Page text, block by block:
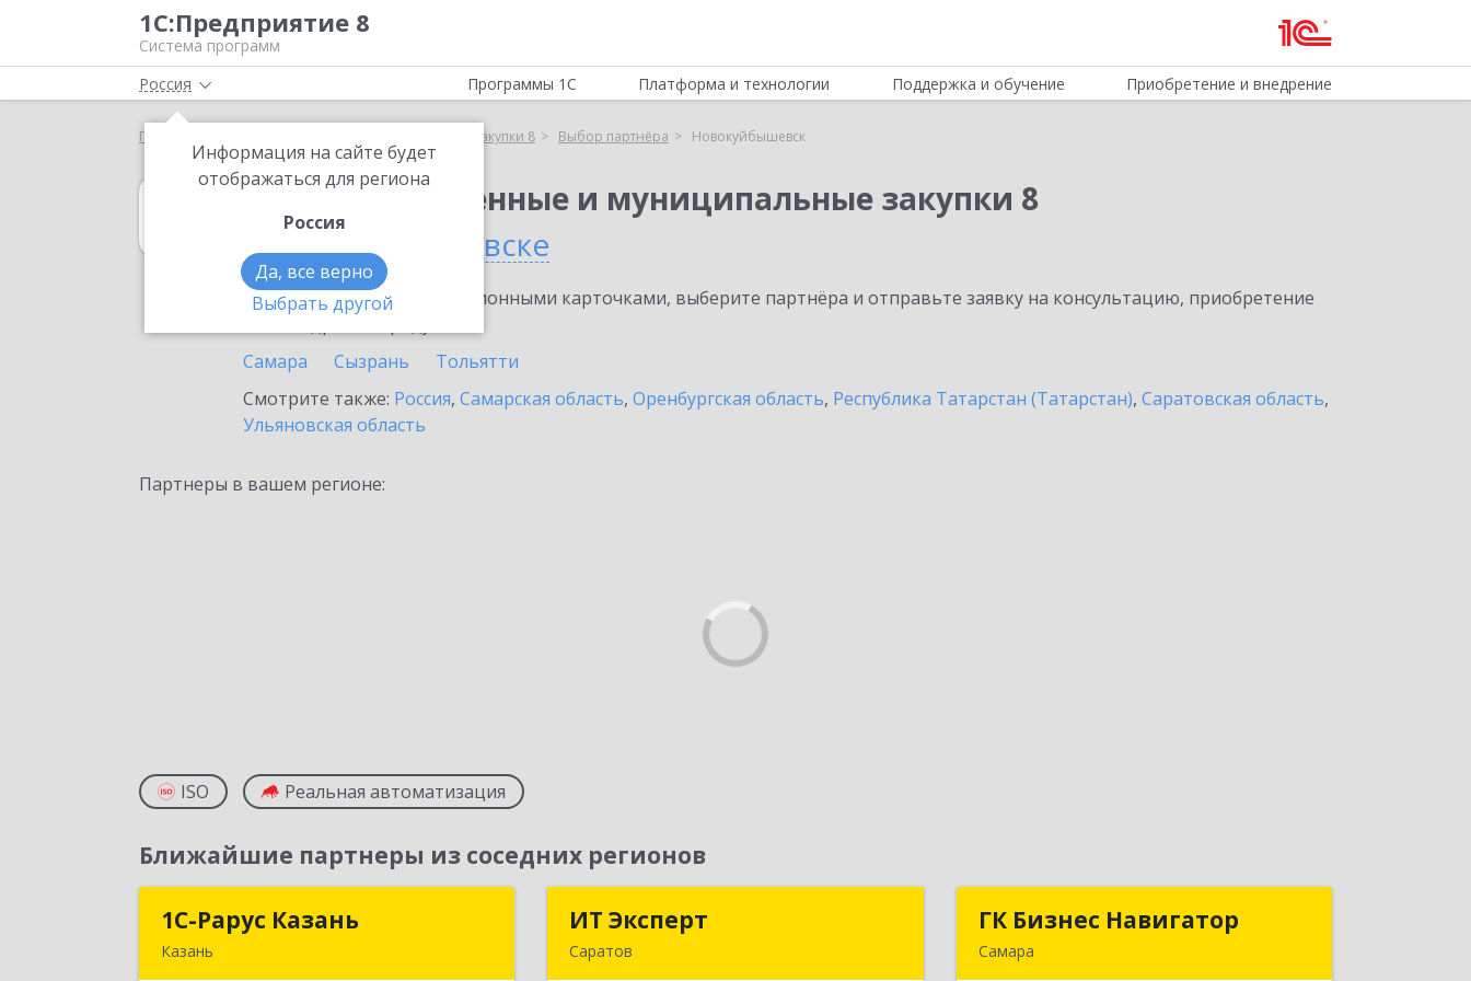
1С:Предприятие 8
Система программ
Россия
Информация на сайте будет
отображаться для региона
Россия
Да, все верно
Выбрать другой
Программы 1С Платформа и технологии Поддержка и обучение Приобретение и внедрение
Главная 1С:Государственные и муниципальные закупки 8 Выбор партнёра Новокуйбышевск
1С:Государственные и муниципальные закупки 8
в Новокуйбышевске
Ознакомьтесь с информационными карточками, выберите партнёра и отправьте заявку на консультацию, приобретение
Самара
Сызрань
Тольятти
Смотрите также: Россия, Самарская область, Оренбургская область, Республика Татарстан (Татарстан), Саратовская область,
Ульяновская область
Партнеры в вашем регионе:
ISO Реальная автоматизация
Ближайшие партнеры из соседних регионов
1С-Рарус Казань
Казань
1С-Рарус Казань ИТ Эксперт
Саратов
ГК Бизнес Навигатор
Самара
ГК Бизнес Навигатор